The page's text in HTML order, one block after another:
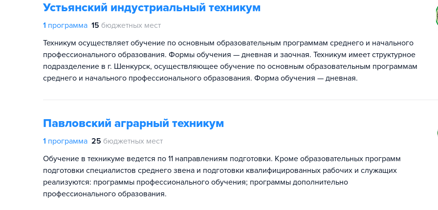
Устьянский индустриальный техникум
1 программа 15 бюджетных мест
Техникум осуществляет обучение по основным образовательным программам среднего и начального
профессионального образования. Формы обучения — дневная и заочная. Техникум имеет структурное
подразделение в г. Шенкурск, осуществляющее обучение по основным образовательным программам
среднего и начального профессионального образования. Форма обучения — дневная.
Павловский аграрный техникум
1 программа 25 бюджетных мест
Обучение в техникуме ведется по 11 направлениям подготовки. Кроме образовательных программ
подготовки специалистов среднего звена и подготовки квалифицированных рабочих и служащих
реализуются: программы профессионального обучения; программы дополнительно
профессионального образования.